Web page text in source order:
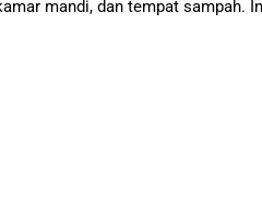
mandi, dan tempat sampah.